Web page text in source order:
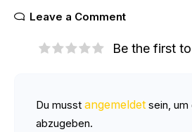
Leave a Comment
Be the first
Du musst angemeldet sein, um
abzugeben.